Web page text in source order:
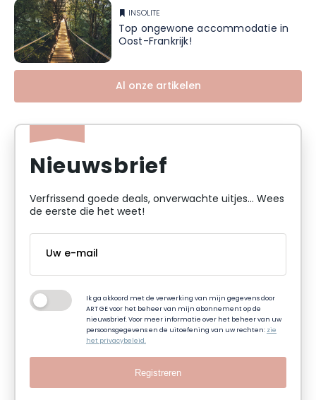
INSOLITE
Top ongewone accommodatie in
Oost-Frankrijk!
Al onze artikelen
Nieuwsbrief
Verfrissend goede deals, onverwachte uitjes... Wees
de eerste die het weet!
Ik ga akkoord met de verwerking van mijn gegevens door
ART GE voor het beheer van mijn abonnement op de
nieuwsbrief. Voor meer informatie over het beheer van uw
persoonsgegevens en de uitoefening van uw rechten:zie
het privacybeleid.
Registreren